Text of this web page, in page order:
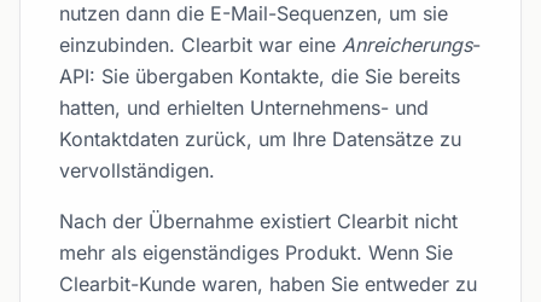
nutzen dann die E-Mail-Sequenzen, um sie
einzubinden. Clearbit war eine Anreicherungs-
API: Sie übergaben Kontakte, die Sie bereits
hatten, und erhielten Unternehmens- und
Kontaktdaten zurück, um Ihre Datensätze zu
vervollständigen.
Nach der Übernahme existiert Clearbit nicht
mehr als eigenständiges Produkt. Wenn Sie
Clearbit-Kunde waren, haben Sie entweder zu